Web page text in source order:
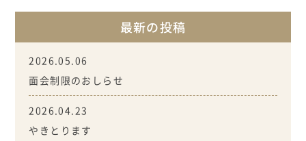
最新の投稿
2026.05.06
面会制限のおしらせ
2026.04.23
やきとります